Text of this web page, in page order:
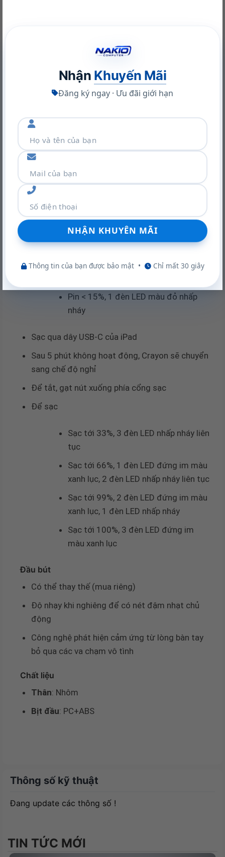
Nhận Khuyến Mãi
Đăng ký ngay · Ưu đãi giới hạn
Thông tin của bạn được bảo mật • Chỉ mất 30 giây
: Rơi từ độ cao 4 ft (1,2 m)
Pin lithium
Thời gian viết liên tục lên tới 7 giờ
Để bật nguồn, gạt nút xuống phía đầu bút
Sau 5 giây, đèn sẽ tắt
Khi không hoạt động, đèn LED sẽ bật sáng
nhanh chóng để hiển thị thời lượng pin khi nó
phát hiện chuyển động, chuyển từ không hoạt
động sang chế độ viết hiện hoạt
Đèn báo thời gian sử dụng pin
Pin > 66%, 3 đèn LED màu xanh lục
Pin < 15%, 1 đèn LED màu đỏ nhấp
nháy
Sạc qua dây USB-C của iPad
Sau 5 phút không hoạt động, Crayon sẽ chuyển
sang chế độ nghỉ
Để tắt, gạt nút xuống phía cổng sạc
Để sạc
Sạc tới 33%, 3 đèn LED nhấp nháy liên
tục
Sạc tới 66%, 1 đèn LED đứng im màu
xanh lục, 2 đèn LED nhấp nháy liên tục
Sạc tới 99%, 2 đèn LED đứng im màu
xanh lục, 1 đèn LED nhấp nháy
Sạc tới 100%, 3 đèn LED đứng im
màu xanh lục
Đầu bút
Có thể thay thế (mua riêng)
Độ nhạy khi nghiêng để có nét đậm nhạt chủ
động
Công nghệ phát hiện cảm ứng từ lòng bàn tay
bỏ qua các va chạm vô tình
Chất liệu
Thân: Nhôm
Bịt đầu: PC+ABS
Thông số kỹ thuật
Đang update các thông số !
TIN TỨC MỚI